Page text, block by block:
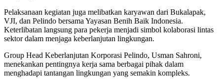
Pelaksanaan kegiatan juga melibatkan karyawan dari Bukalapak,
VJI, dan Pelindo bersama Yayasan Benih Baik Indonesia.
Keterlibatan langsung para pekerja menjadi simbol kolaborasi lintas
sektor dalam menjaga keberlanjutan lingkungan.
Group Head Keberlanjutan Korporasi Pelindo, Usman Sahroni,
menekankan pentingnya kerja sama berbagai pihak dalam
menghadapi tantangan lingkungan yang semakin kompleks.